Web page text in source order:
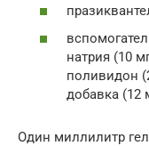
натрия (10
поливидон
добавка (12
Один миллилитр